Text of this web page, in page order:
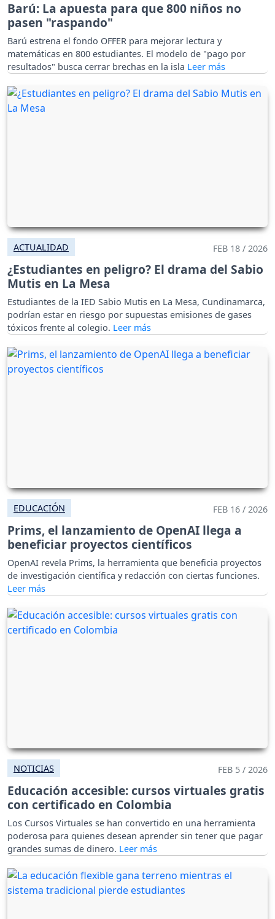
Barú: La apuesta para que 800 niños no
pasen "raspando"
Barú estrena el fondo OFFER para mejorar lectura y
matemáticas en 800 estudiantes. El modelo de "pago por
resultados" busca cerrar brechas en la isla
ACTUALIDAD FEB 18 / 2026
¿Estudiantes en peligro? El drama del Sabio
Mutis en La Mesa
Estudiantes de la IED Sabio Mutis en La Mesa, Cundinamarca,
podrían estar en riesgo por supuestas emisiones de gases
tóxicos frente al colegio.
EDUCACIÓN FEB 16 / 2026
Prims, el lanzamiento de OpenAI llega a
beneficiar proyectos científicos
OpenAI revela Prims, la herramienta que beneficia proyectos
de investigación científica y redacción con ciertas funciones.
NOTICIAS FEB 5 / 2026
Educación accesible: cursos virtuales gratis
con certificado en Colombia
Los Cursos Virtuales se han convertido en una herramienta
poderosa para quienes desean aprender sin tener que pagar
grandes sumas de dinero.